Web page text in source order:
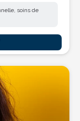
soins de